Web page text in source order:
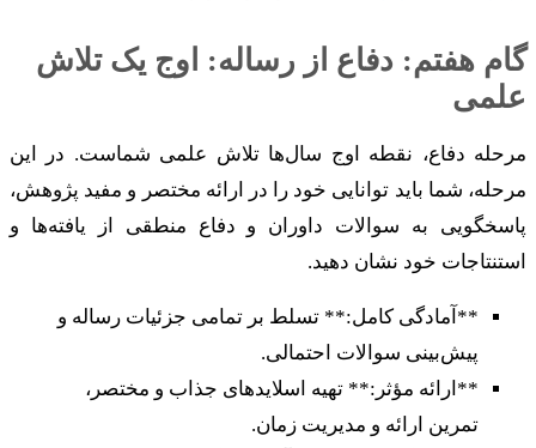
گام هفتم: دفاع از رساله: اوج یک تلاش
علمی
مرحله دفاع، نقطه اوج سال‌ها تلاش علمی شماست. در این
مرحله، شما باید توانایی خود را در ارائه مختصر و مفید پژوهش،
پاسخگویی به سوالات داوران و دفاع منطقی از یافته‌ها و
استنتاجات خود نشان دهید.
**آمادگی کامل:** تسلط بر تمامی جزئیات رساله و
پیش‌بینی سوالات احتمالی.
**ارائه مؤثر:** تهیه اسلایدهای جذاب و مختصر،
تمرین ارائه و مدیریت زمان.